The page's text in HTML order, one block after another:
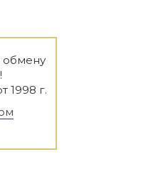
обмену
1998 г.